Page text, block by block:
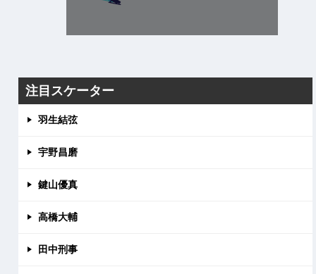
注目スケーター
羽生結弦
宇野昌磨
鍵山優真
高橋大輔
田中刑事